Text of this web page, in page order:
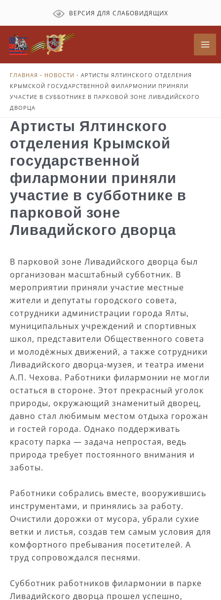
содержимому
ВЕРСИЯ ДЛЯ СЛАБОВИДЯЩИХ
ГЛАВНАЯ - НОВОСТИ - АРТИСТЫ ЯЛТИНСКОГО ОТДЕЛЕНИЯ
КРЫМСКОЙ ГОСУДАРСТВЕННОЙ ФИЛАРМОНИИ ПРИНЯЛИ
УЧАСТИЕ В СУББОТНИКЕ В ПАРКОВОЙ ЗОНЕ ЛИВАДИЙСКОГО
ДВОРЦА
Артисты Ялтинского
отделения Крымской
государственной
филармонии приняли
участие в субботнике в
парковой зоне
Ливадийского дворца
В парковой зоне Ливадийского дворца был
организован масштабный субботник. В
мероприятии приняли участие местные
жители и депутаты городского совета,
сотрудники администрации города Ялты,
муниципальных учреждений и спортивных
школ, представители Общественного совета
и молодёжных движений, а также сотрудники
Ливадийского дворца-музея, и театра имени
А.П. Чехова. Работники филармонии не могли
остаться в стороне. Этот прекрасный уголок
природы, окружающий знаменитый дворец,
давно стал любимым местом отдыха горожан
и гостей города. Однако поддерживать
красоту парка — задача непростая, ведь
природа требует постоянного внимания и
заботы.
Работники собрались вместе, вооружившись
инструментами, и принялись за работу.
Очистили дорожки от мусора, убрали сухие
ветки и листья, создав тем самым условия для
комфортного пребывания посетителей. А
труд сопровождался песнями.
Субботник работников филармонии в парке
Ливадийского дворца прошел успешно,